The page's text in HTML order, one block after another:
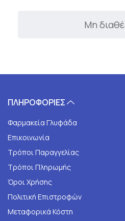
Μη
ΠΛΗΡΟΦΟΡΙΕΣ
Φαρμακεία Γλυφάδα
Επικοινωνία
Τρόποι Παραγγελίας
Τρόποι Πληρωμής
Όροι Χρήσης
Πολιτική Επιστροφών
Μεταφορικά Κόστη